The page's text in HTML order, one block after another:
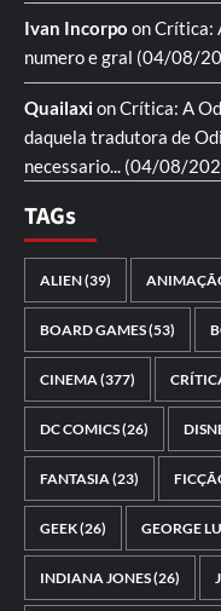
Ivan Incorpo onCrítica:
numero e gral (04/08/
QuailaxionCrítica: A
daquela tradutora de
necessario... (04/08/
TAGs
ALIEN(39)
BOARD GAMES(53)
CINEMA(377)
DC COMICS(26)
FANTASIA(23)
GEEK(26) GEORGE
INDIANA JONES(26)